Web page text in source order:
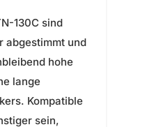
130C sind
abgestimmt und
hohe
lange
Kompatible
sein,